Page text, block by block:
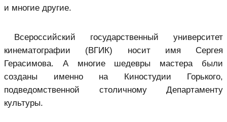
и многие другие.
Всероссийский государственный университет
кинематографии (ВГИК) носит имя Сергея
Герасимова. А многие шедевры мастера были
созданы именно на Киностудии Горького,
подведомственной столичному Департаменту
культуры.